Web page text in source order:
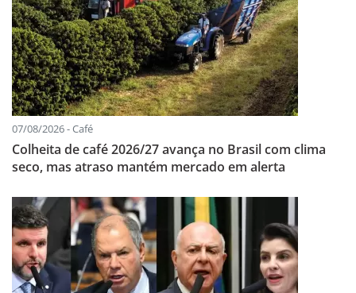
07/08/2026 - Café
Colheita de café 2026/27 avança no Brasil com clima
seco, mas atraso mantém mercado em alerta